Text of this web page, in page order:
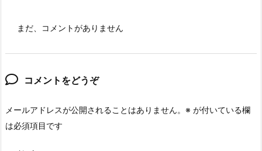
まだ、コメントがありません
コメントをどうぞ
メールアドレスが公開されることはありません。 ※ が付いている欄
は必須項目です